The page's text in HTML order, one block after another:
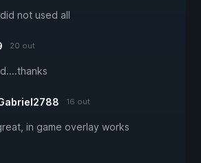
not used all
20 out
16 out
in game overlay works